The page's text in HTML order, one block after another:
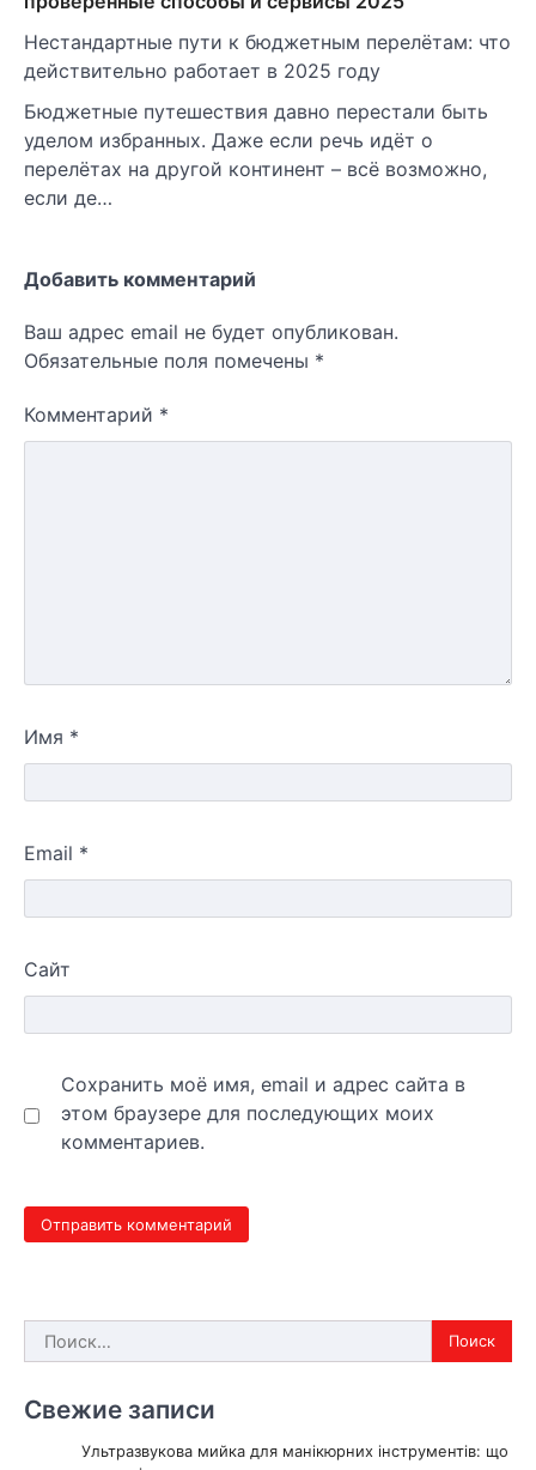
Нестандартные пути к бюджетным перелётам: что
действительно работает в 2025 году
Бюджетные путешествия давно перестали быть
уделом избранных. Даже если речь идёт о
перелётах на другой континент – всё возможно,
если де…
Добавить комментарий
Ваш адрес email не будет опубликован.
Обязательные поля помечены *
Комментарий *
Имя *
Email *
Сайт
Сохранить моё имя, email и адрес сайта в
этом браузере для последующих моих
комментариев.
Найти:
Свежие записи
Ультразвукова мийка для манікюрних інструментів: що